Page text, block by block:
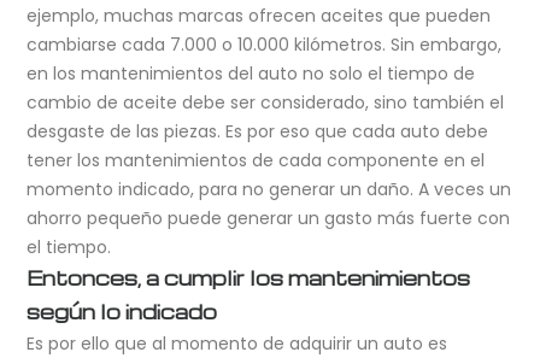
ejemplo, muchas marcas ofrecen aceites que pueden
cambiarse cada 7.000 o 10.000 kilómetros. Sin embargo,
en los mantenimientos del auto no solo el tiempo de
cambio de aceite debe ser considerado, sino también el
desgaste de las piezas. Es por eso que cada auto debe
tener los mantenimientos de cada componente en el
momento indicado, para no generar un daño. A veces un
ahorro pequeño puede generar un gasto más fuerte con
el tiempo.
Entonces, a cumplir los mantenimientos
según lo indicado
Es por ello que al momento de adquirir un auto es